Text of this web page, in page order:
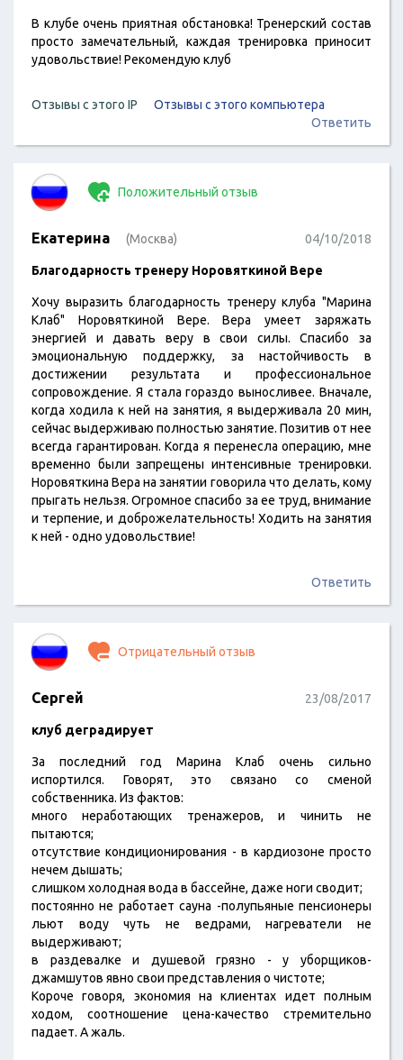
В клубе очень приятная обстановка! Тренерский состав
просто замечательный, каждая тренировка приносит
удовольствие! Рекомендую клуб
Отзывы с этого IP
Отзывы с этого компьютера
Ответить
Положительный отзыв
Екатерина (Москва) 04/10/2018
Благодарность тренеру Норовяткиной Вере
Хочу выразить благодарность тренеру клуба "Марина
Клаб" Норовяткиной Вере. Вера умеет заряжать
энергией и давать веру в свои силы. Спасибо за
эмоциональную поддержку, за настойчивость в
достижении результата и профессиональное
сопровождение. Я стала гораздо выносливее. Вначале,
когда ходила к ней на занятия, я выдерживала 20 мин,
сейчас выдерживаю полностью занятие. Позитив от нее
всегда гарантирован. Когда я перенесла операцию, мне
временно были запрещены интенсивные тренировки.
Норовяткина Вера на занятии говорила что делать, кому
прыгать нельзя. Огромное спасибо за ее труд, внимание
и терпение, и доброжелательность! Ходить на занятия
к ней - одно удовольствие!
Ответить
Отрицательный отзыв
Сергей 23/08/2017
клуб деградирует
За последний год Марина Клаб очень сильно
испортился. Говорят, это связано со сменой
собственника. Из фактов:
много неработающих тренажеров, и чинить не
пытаются;
отсутствие кондиционирования - в кардиозоне просто
нечем дышать;
слишком холодная вода в бассейне, даже ноги сводит;
постоянно не работает сауна -полупьяные пенсионеры
льют воду чуть не ведрами, нагреватели не
выдерживают;
в раздевалке и душевой грязно - у уборщиков-
джамшутов явно свои представления о чистоте;
Короче говоря, экономия на клиентах идет полным
ходом, соотношение цена-качество стремительно
падает. А жаль.